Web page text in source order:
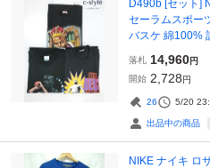
D490b [セット]
セーラムスポー
バスケ 綿100%
落札 14,960円
開始 2,728円
26 5/20
出品中の商品
NIKE ナイキ ロ